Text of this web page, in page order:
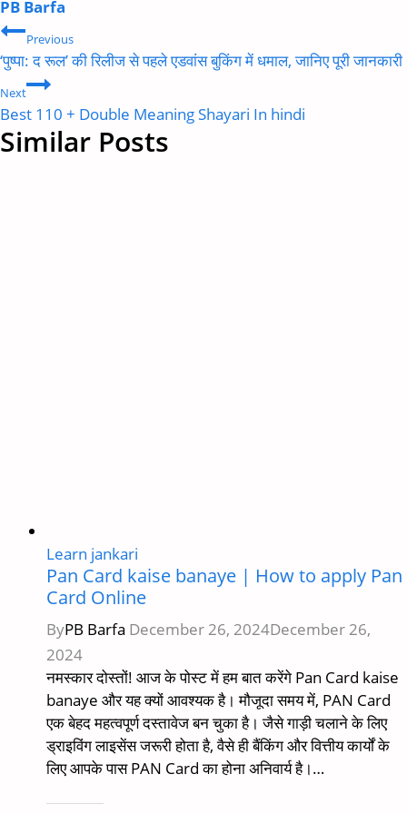
PB Barfa
Post
navigation
Previous
‘पुष्पा: द रूल’ की रिलीज से पहले एडवांस बुकिंग में धमाल, जानिए पूरी जानकारी
Next
Best 110 + Double Meaning Shayari In hindi​
Similar Posts
Learn jankari
Pan Card kaise banaye | How to apply Pan
Card Online
ByPB Barfa December 26, 2024December 26,
2024
नमस्कार दोस्तों! आज के पोस्ट में हम बात करेंगे Pan Card kaise
banaye और यह क्यों आवश्यक है। मौजूदा समय में, PAN Card
एक बेहद महत्वपूर्ण दस्तावेज बन चुका है। जैसे गाड़ी चलाने के लिए
ड्राइविंग लाइसेंस जरूरी होता है, वैसे ही बैंकिंग और वित्तीय कार्यों के
लिए आपके पास PAN Card का होना अनिवार्य है।…